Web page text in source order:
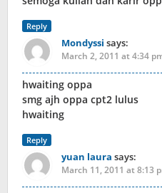
Reply
Mondyssi says:
March 2, 2011 at 4:34
hwaiting oppa
smg ajh oppa cpt2 lulus
hwaiting
Reply
yuan laura says:
March 11, 2011 at 8:13